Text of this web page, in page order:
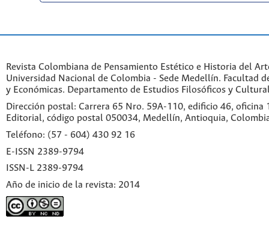
Revista Colombiana de Pensamiento Estético e Historia del
Universidad Nacional de Colombia - Sede Medellín. Facultad
y Económicas. Departamento de Estudios Filosóficos y
Dirección postal: Carrera 65 Nro. 59A-110, edificio 46, oficina
Editorial, código postal 050034, Medellín, Antioquia,
Teléfono: (57 - 604) 430 92 16
E-ISSN 2389-9794
ISSN-L 2389-9794
Año de inicio de la revista: 2014